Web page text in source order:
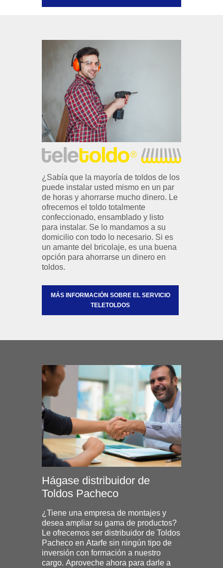
¿Sabía que la mayoría de toldos de los
puede instalar usted mismo en un par
de horas y ahorrarse mucho dinero. Le
ofrecemos el toldo totalmente
confeccionado, ensamblado y listo
para instalar. Se lo mandamos a su
domicilio con todo lo necesario. Si es
un amante del bricolaje, es una buena
opción para ahorrarse un dinero en
toldos.
MÁS INFORMACIÓN SOBRE EL SERVICIO
TELETOLDOS
Hágase distribuidor de
Toldos Pacheco
¿Tiene una empresa de montajes y
desea ampliar su gama de productos?
Le ofrecemos ser distribuidor de Toldos
Pacheco en Atarfe sin ningún tipo de
inversión con formación a nuestro
cargo. Aproveche ahora para darle a